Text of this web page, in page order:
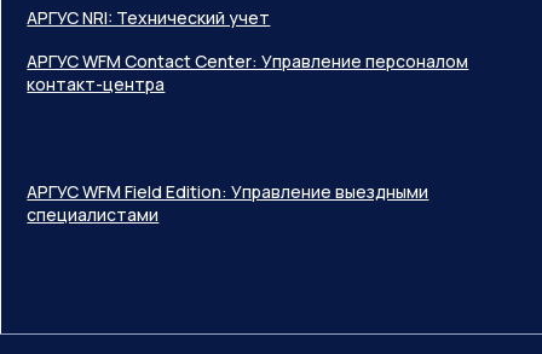
АРГУС WFM Field Edition: Управление выездными
специалистами
АРГУС NRI: Технический учет
АРГУС WFM Contact Center: Управление персоналом
контакт-центра